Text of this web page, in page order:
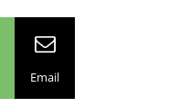
Email